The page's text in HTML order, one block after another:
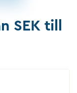
SEK till